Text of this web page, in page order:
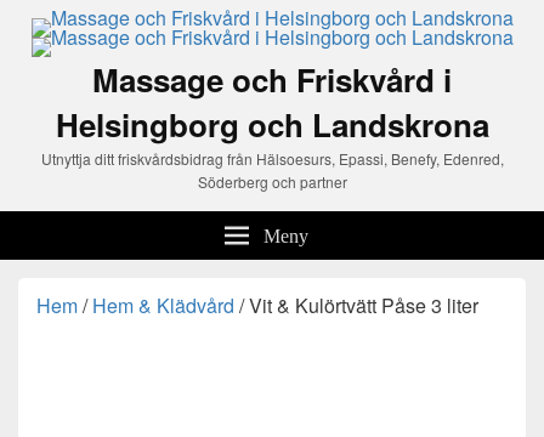
Massage och Friskvård i
Helsingborg och Landskrona
Utnyttja ditt friskvårdsbidrag från Hälsoesurs, Epassi, Benefy, Edenred,
Söderberg och partner
Meny
Hem/Hem & Klädvård / Vit & Kulörtvätt Påse 3 liter